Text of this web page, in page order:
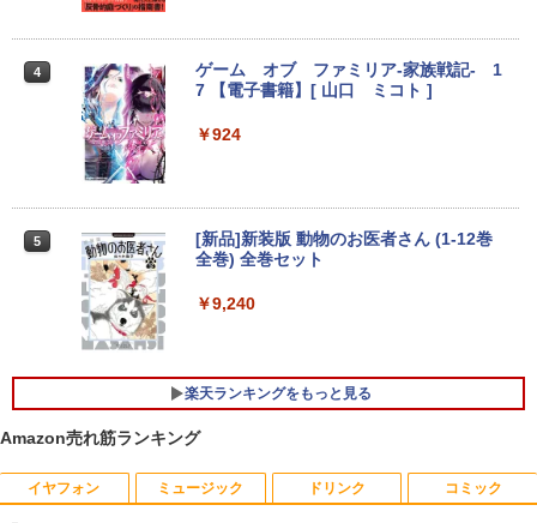
3
【新品】【楽天1位！】ノートパソコン
新品第13世代CPU搭載ノートPC Office
付きノートパソコン 初心者向け Window
s11 初期設定済 Webカメラ zoom 日本語
キーボード 14.1型 Intel Celeron メモリ
￥29,800
【中古】【極軽極薄】東芝 dynabook G
メラ内蔵 / USB Type-C / HDMI / 無線LA
N Bluetooth / Win11 Pro搭載 /Office 20
￥9,999
x1200 WUXGA IPS LED LCD 液晶ディ
スプレイ 修理交換用液晶パネル
240Hz Fast IPS 27インチ 白 パステル ブ
ルー ピンク FHD かわいい 水色 ゲーム部
屋 pcモニター ディスプレイ ピクシオ
￥15,800
4
ゲーム オブ ファミリア-家族戦記- 1
7 【電子書籍】[ 山口 ミコト ]
￥924
5
[新品]新装版 動物のお医者さん (1-12巻
全巻) 全巻セット
￥9,240
楽天ランキングをもっと見る
Amazon売れ筋ランキング
イヤフォン ミュージック ドリンク コミック